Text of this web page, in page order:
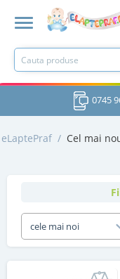
0745
eLaptePraf / Cel mai
cele mai noi